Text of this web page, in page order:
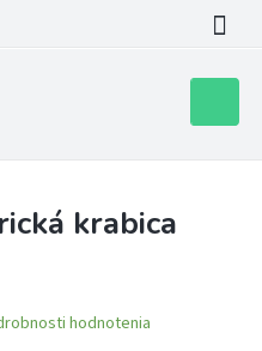
košík
krabica
hodnotenia